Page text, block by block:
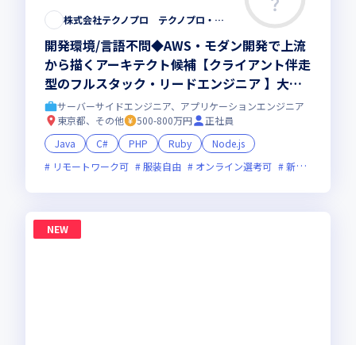
株式会社テクノプロ テクノプロ・エンジニアリング社
開発環境/言語不問◆AWS・モダン開発で上流
から描くアーキテクト候補【クライアント伴走
型のフルスタック・リードエンジニア 】大手
直取引・最先端プロジェクト多数／残業少・福
利厚生◎
サーバーサイドエンジニア、アプリケーションエンジニア
東京都、その他
500-800万円
正社員
Java
C# PHP Ruby
Node.js
リモートワーク可
服装自由 オンライン選考可 新技術に積極的
NEW